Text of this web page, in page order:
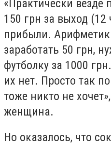
«Практически везде
150 грн за выход (12
прибыли.
заработать 50 грн,
футболку за 1000
их нет. Просто так
тоже никто не
женщина.
Но оказалось, что